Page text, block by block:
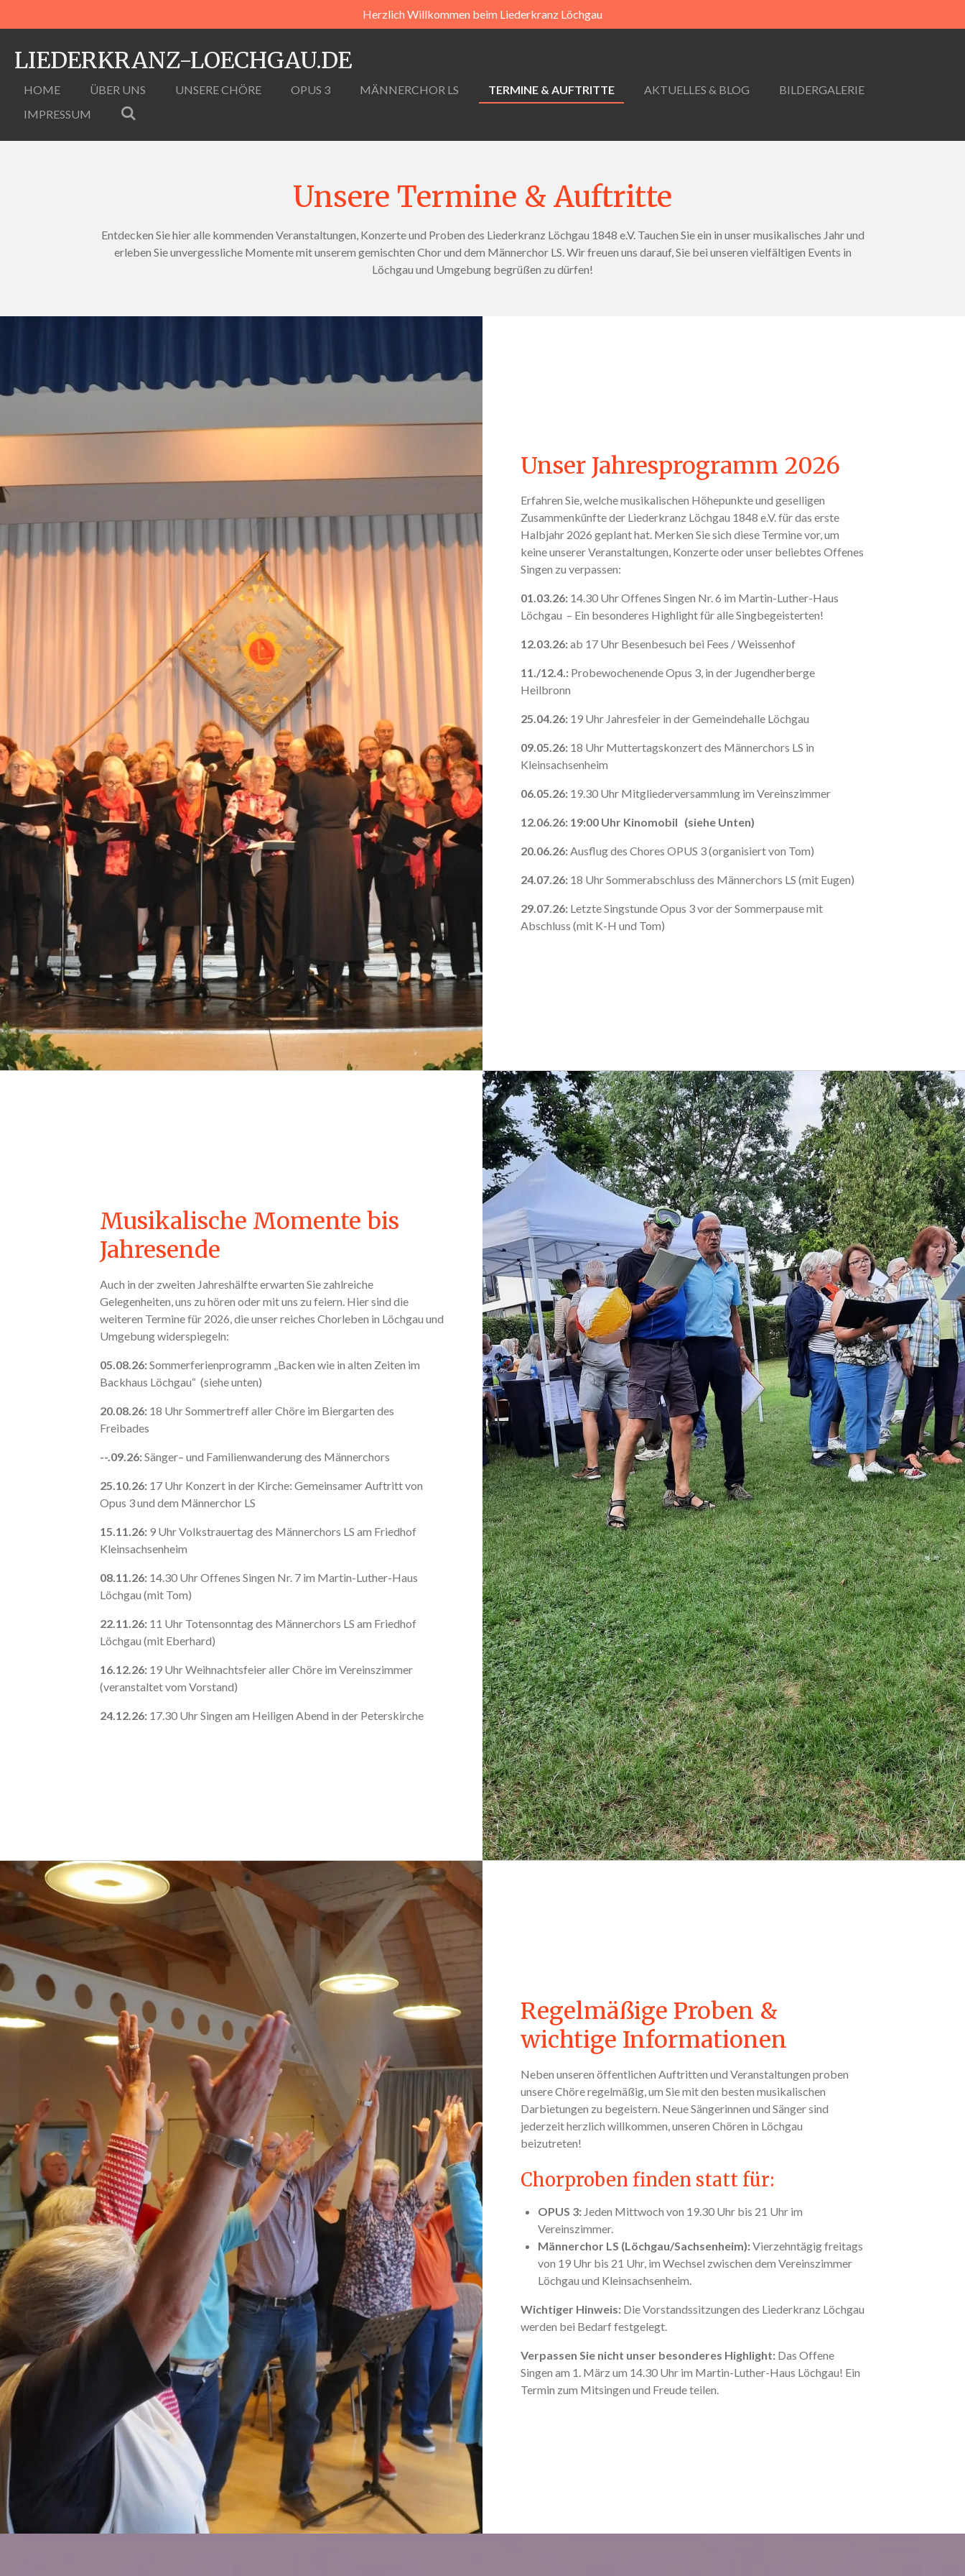
Hauptinhalt
springen
Herzlich Willkommen beim Liederkranz Löchgau
LIEDERKRANZ-LOECHGAU.DE
HOME ÜBER UNS UNSERE CHÖRE OPUS 3 MÄNNERCHOR LS TERMINE & AUFTRITTE AKTUELLES & BLOG
BILDERGALERIE
IMPRESSUM
Unsere Termine & Auftritte
Entdecken Sie hier alle kommenden Veranstaltungen, Konzerte und Proben des Liederkranz Löchgau 1848 e.V. Tauchen Sie ein in unser musikalisches Jahr und
erleben Sie unvergessliche Momente mit unserem gemischten Chor und dem Männerchor LS. Wir freuen uns darauf, Sie bei unseren vielfältigen Events in
Löchgau und Umgebung begrüßen zu dürfen!
Unser Jahresprogramm 2026
Erfahren Sie, welche musikalischen Höhepunkte und geselligen
Zusammenkünfte der Liederkranz Löchgau 1848 e.V. für das erste
Halbjahr 2026 geplant hat. Merken Sie sich diese Termine vor, um
keine unserer Veranstaltungen, Konzerte oder unser beliebtes Offenes
Singen zu verpassen:
01.03.26:14.30 Uhr Offenes Singen Nr. 6 im Martin-Luther-Haus
Löchgau – Ein besonderes Highlight für alle Singbegeisterten!
12.03.26:ab 17 Uhr Besenbesuch bei Fees / Weissenhof
11./12.4.:Probewochenende Opus 3, in der Jugendherberge
Heilbronn
25.04.26:19 Uhr Jahresfeier in der Gemeindehalle Löchgau
09.05.26:18 Uhr Muttertagskonzert des Männerchors LS in
Kleinsachsenheim
06.05.26:19.30 Uhr Mitgliederversammlung im Vereinszimmer
12.06.26: 19:00 Uhr Kinomobil (siehe Unten)
20.06.26:Ausflug des Chores OPUS 3 (organisiert von Tom)
24.07.26:18 Uhr Sommerabschluss des Männerchors LS (mit Eugen)
29.07.26:Letzte Singstunde Opus 3 vor der Sommerpause mit
Abschluss (mit K-H und Tom)
Musikalische Momente bis
Jahresende
Auch in der zweiten Jahreshälfte erwarten Sie zahlreiche
Gelegenheiten, uns zu hören oder mit uns zu feiern. Hier sind die
weiteren Termine für 2026, die unser reiches Chorleben in Löchgau und
Umgebung widerspiegeln:
05.08.26:Sommerferienprogramm „Backen wie in alten Zeiten im
Backhaus Löchgau“ (siehe unten)
20.08.26: 18 Uhr Sommertreff aller Chöre im Biergarten des
Freibades
--.09.26:Sänger– und Familienwanderung des Männerchors
25.10.26: 17 Uhr Konzert in der Kirche: Gemeinsamer Auftritt von
Opus 3 und dem Männerchor LS
15.11.26: 9 Uhr Volkstrauertag des Männerchors LS am Friedhof
Kleinsachsenheim
08.11.26: 14.30 Uhr Offenes Singen Nr. 7 im Martin-Luther-Haus
Löchgau (mit Tom)
22.11.26: 11 Uhr Totensonntag des Männerchors LS am Friedhof
Löchgau (mit Eberhard)
16.12.26: 19 Uhr Weihnachtsfeier aller Chöre im Vereinszimmer
(veranstaltet vom Vorstand)
24.12.26: 17.30 Uhr Singen am Heiligen Abend in der Peterskirche
Regelmäßige Proben &
wichtige Informationen
Neben unseren öffentlichen Auftritten und Veranstaltungen proben
unsere Chöre regelmäßig, um Sie mit den besten musikalischen
Darbietungen zu begeistern. Neue Sängerinnen und Sänger sind
jederzeit herzlich willkommen, unseren Chören in Löchgau
beizutreten!
Chorproben finden statt für:
OPUS 3:Jeden Mittwoch von 19.30 Uhr bis 21 Uhr im
Vereinszimmer.
Männerchor LS (Löchgau/Sachsenheim):Vierzehntägig freitags
von 19 Uhr bis 21 Uhr, im Wechsel zwischen dem Vereinszimmer
Löchgau und Kleinsachsenheim.
Wichtiger Hinweis:Die Vorstandssitzungen des Liederkranz Löchgau
werden bei Bedarf festgelegt.
Verpassen Sie nicht unser besonderes Highlight:Das Offene
Singen am 1. März um 14.30 Uhr im Martin-Luther-Haus Löchgau! Ein
Termin zum Mitsingen und Freude teilen.